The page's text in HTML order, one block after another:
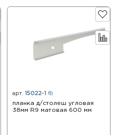
арт. 15022-1
планка д/столеш угловая
38мм R9 матовая 600 мм